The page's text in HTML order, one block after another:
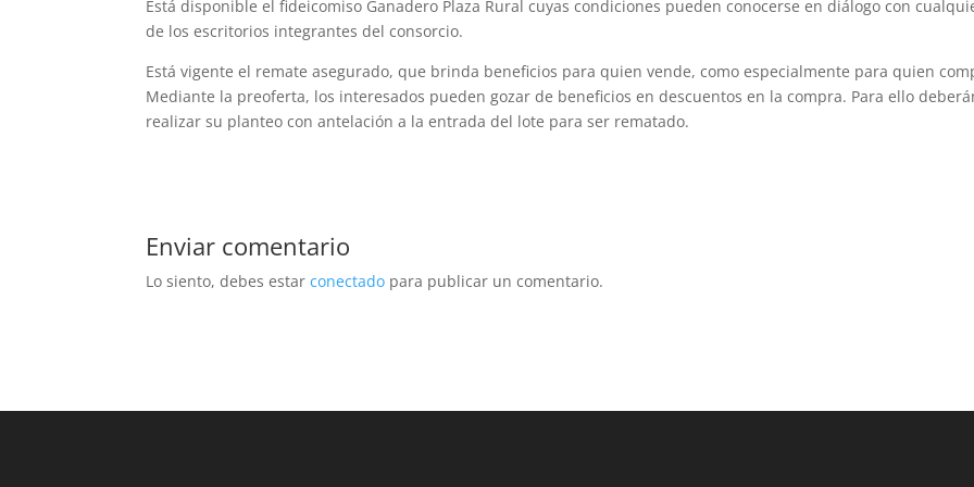
Está disponible el fideicomiso Ganadero Plaza Rural cuyas condiciones pueden conocerse en diálogo con
de los escritorios integrantes del consorcio.
Está vigente el remate asegurado, que brinda beneficios para quien vende, como especialmente para quien
Mediante la preoferta, los interesados pueden gozar de beneficios en descuentos en la compra. Para ello
realizar su planteo con antelación a la entrada del lote para ser rematado.
Enviar comentario
Lo siento, debes estarconectado para publicar un comentario.